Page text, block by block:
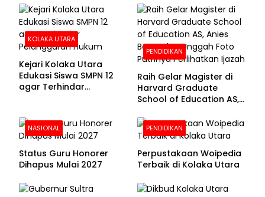
Beralas Tanah dan
Dinding Bolong-bolong
Bhayangkara ke-80
KOLAKA UTARA
Kejari Kolaka Utara
Edukasi Siswa SMPN 12
agar Terhindar
PENDIDIKAN
Raih Gelar Magister di
Harvard Graduate
School of Education AS,
Foto Putrinya Perlihatkan
Ijazah
NASIONAL
Status Guru Honorer
Dihapus Mulai 2027
PENDIDIKAN
Perpustakaan Woipedia
Terbaik di Kolaka Utara